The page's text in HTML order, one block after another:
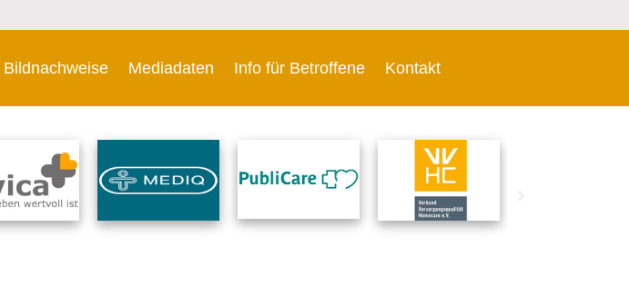
Bildnachweise Mediadaten Info für Betroffene Kontakt